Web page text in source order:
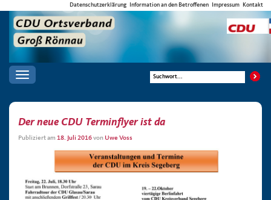
Datenschutzerklärung Information an den Betroffenen Impressum Kontakt
Toggle
navigation
Der neue CDU Terminflyer ist da
Publiziert am 18. Juli 2016von Uwe Voss